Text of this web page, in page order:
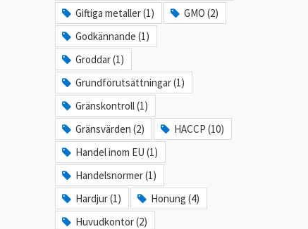
Giftiga metaller (1)
GMO (2)
Godkännande (1)
Groddar (1)
Grundförutsättningar (1)
Gränskontroll (1)
Gränsvärden (2)
HACCP (10)
Handel inom EU (1)
Handelsnormer (1)
Hardjur (1)
Honung (4)
Huvudkontor (2)